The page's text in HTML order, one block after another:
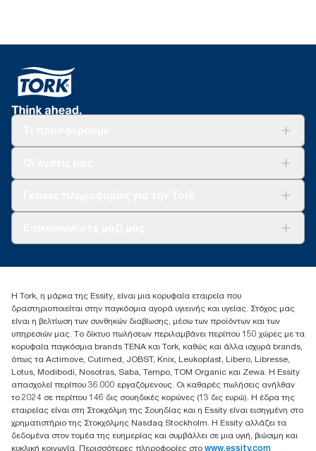
+302102705722
17th klm.National Road Athens-Lamia &2 Kalamatas
14564 N.Kifissia, Athens-Greece
Mob: +306932474930 (για Ελλάδα & Κύπρο)
Η Tork, η μάρκα της Essity, είναι μια κορυφαία εταιρεία που
δραστηριοποιείται στην παγκόσμια αγορά υγιεινής και υγείας. Στόχος μας
είναι η βελτίωση των συνθηκών διαβίωσης, μέσω των προϊόντων και των
υπηρεσιών μας. Το δίκτυο πωλήσεων περιλαμβάνει περίπου 150 χώρες με τα
κορυφαία παγκόσμια brands TENA και Tork, καθώς και άλλα ισχυρά brands,
όπως τα Actimove, Cutimed, JOBST, Knix, Leukoplast, Libero, Libresse,
Lotus, Modibodi, Nosotras, Saba, Tempo, TOM Organic και Zewa. Η Essity
απασχολεί περίπου 36.000 εργαζόμενους. Οι καθαρές πωλήσεις ανήλθαν
το 2024 σε περίπου 146 δις σουηδικές κορώνες (13 δις ευρώ). Η έδρα της
εταιρείας είναι στη Στοκχόλμη της Σουηδίας και η Essity είναι εισηγμένη στο
χρηματιστήριο της Στοκχόλμης Nasdaq Stockholm. Η Essity αλλάζει τα
δεδομένα στον τομέα της ευημερίας και συμβάλλει σε μια υγιή, βιώσιμη και
κυκλική κοινωνία. Περισσότερες πληροφορίες στο www.essity.com